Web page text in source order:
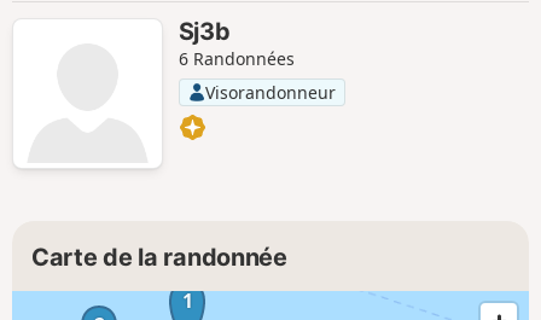
Sj3b
6 Randonnées
Visorandonneur
Carte de la randonnée
1